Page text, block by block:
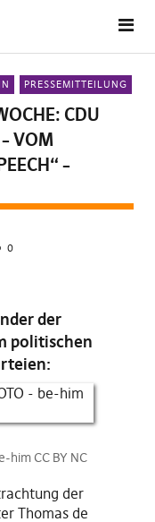
PRESSEMITTEILUNG
CDU
VOM
–
0
der
politischen
him CC BY NC
der
Thomas de